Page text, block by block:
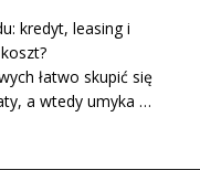
kredyt, leasing i
łatwo skupić się
a wtedy umyka …